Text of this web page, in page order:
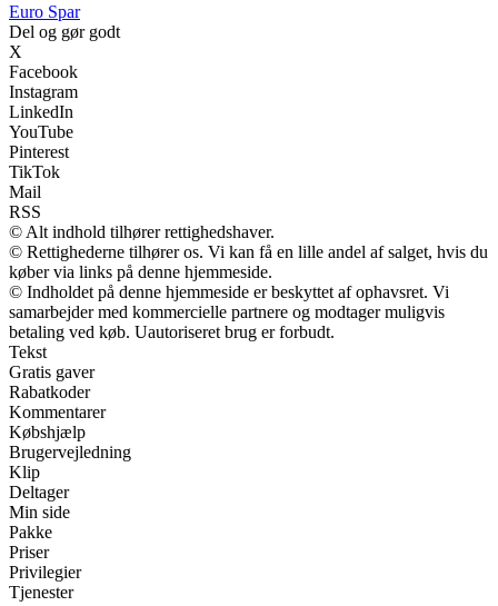
Euro Spar
Del og gør godt
X
Facebook
Instagram
LinkedIn
YouTube
Pinterest
TikTok
Mail
RSS
© Alt indhold tilhører rettighedshaver.
© Rettighederne tilhører os. Vi kan få en lille andel af salget, hvis du
køber via links på denne hjemmeside.
© Indholdet på denne hjemmeside er beskyttet af ophavsret. Vi
samarbejder med kommercielle partnere og modtager muligvis
betaling ved køb. Uautoriseret brug er forbudt.
Tekst
Gratis gaver
Rabatkoder
Kommentarer
Købshjælp
Brugervejledning
Klip
Deltager
Min side
Pakke
Priser
Privilegier
Tjenester